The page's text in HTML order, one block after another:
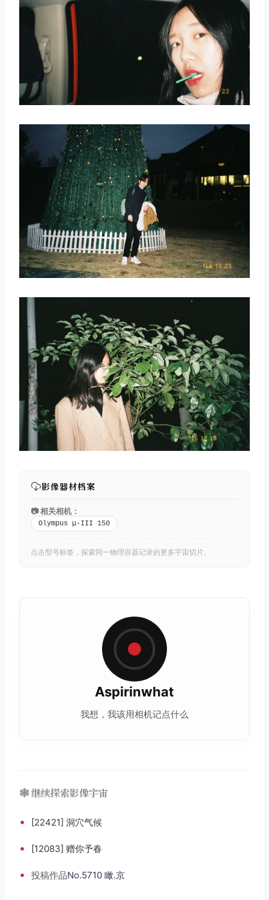
影像器材档案
📷 相关相机：
Olympus μ-III 150
点击型号标签，探索同一物理容器记录的更多宇宙切片。
Aspirinwhat
我想，我该用相机记点什么
🕸️ 继续探索影像宇宙
• [22421] 洞穴气候
• [12083] 赠你予春
• 投稿作品No.5710 瞰.京
取消